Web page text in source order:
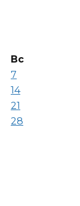
Вс
7
14
21
28